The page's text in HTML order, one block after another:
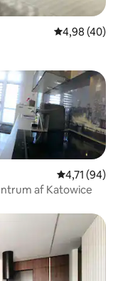
4,98 ud af 5 i
4,98 (40)
4,71 ud af 5
4,71 (94)
af Katowice